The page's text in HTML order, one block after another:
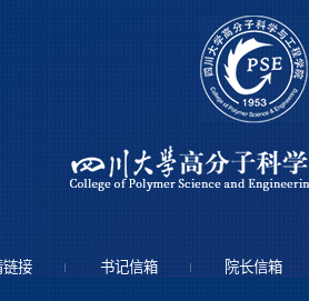
链接 书记信箱 院长信箱